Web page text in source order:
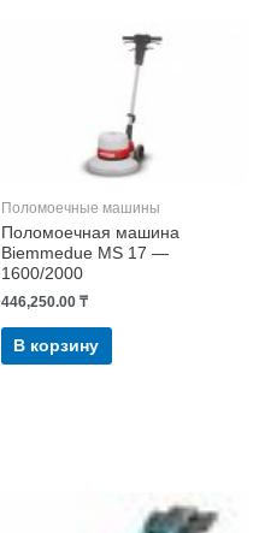
Поломоечные машины
Поломоечная машина
Biemmedue MS 17 —
1600/2000
446,250.00 ₸
В корзину